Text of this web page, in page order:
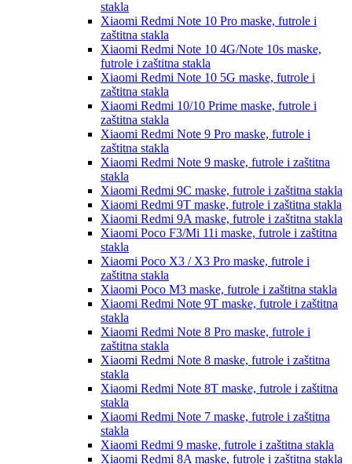
stakla
Xiaomi Redmi Note 10 Pro maske, futrole i
zaštitna stakla
Xiaomi Redmi Note 10 4G/Note 10s maske,
futrole i zaštitna stakla
Xiaomi Redmi Note 10 5G maske, futrole i
zaštitna stakla
Xiaomi Redmi 10/10 Prime maske, futrole i
zaštitna stakla
Xiaomi Redmi Note 9 Pro maske, futrole i
zaštitna stakla
Xiaomi Redmi Note 9 maske, futrole i zaštitna
stakla
Xiaomi Redmi 9C maske, futrole i zaštitna stakla
Xiaomi Redmi 9T maske, futrole i zaštitna stakla
Xiaomi Redmi 9A maske, futrole i zaštitna stakla
Xiaomi Poco F3/Mi 11i maske, futrole i zaštitna
stakla
Xiaomi Poco X3 / X3 Pro maske, futrole i
zaštitna stakla
Xiaomi Poco M3 maske, futrole i zaštitna stakla
Xiaomi Redmi Note 9T maske, futrole i zaštitna
stakla
Xiaomi Redmi Note 8 Pro maske, futrole i
zaštitna stakla
Xiaomi Redmi Note 8 maske, futrole i zaštitna
stakla
Xiaomi Redmi Note 8T maske, futrole i zaštitna
stakla
Xiaomi Redmi Note 7 maske, futrole i zaštitna
stakla
Xiaomi Redmi 9 maske, futrole i zaštitna stakla
Xiaomi Redmi 8A maske, futrole i zaštitna stakla